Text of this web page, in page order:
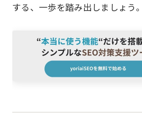
する、一歩を踏み出しましょう。